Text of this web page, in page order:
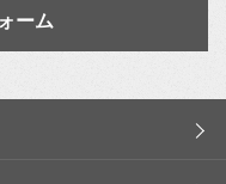
ーム